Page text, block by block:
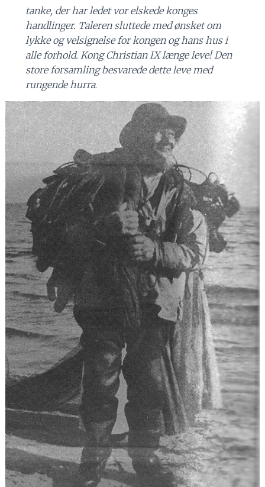
tanke, der har ledet vor elskede konges
handlinger. Taleren sluttede med ønsket om
lykke og velsignelse for kongen og hans hus i
alle forhold. Kong Christian IX længe leve! Den
store forsamling besvarede dette leve med
rungende hurra.